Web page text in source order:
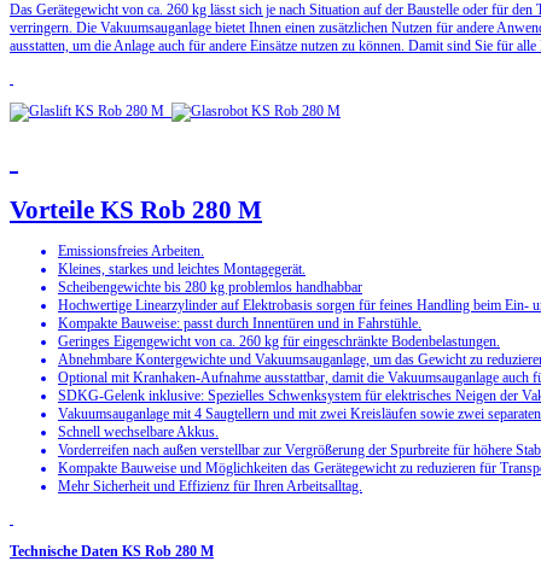
Das Gerätegewicht von ca. 260 kg lässt sich je nach Situation auf der Baustelle oder für
verringern. Die Vakuumsauganlage bietet Ihnen einen zusätzlichen Nutzen für andere
ausstatten, um die Anlage auch für andere Einsätze nutzen zu können. Damit sind Sie für alle
Vorteile KS Rob 280 M
Emissionsfreies Arbeiten.
Kleines, starkes und leichtes Montagegerät.
Scheibengewichte bis 280 kg problemlos handhabbar
Hochwertige Linearzylinder auf Elektrobasis sorgen für feines Handling beim Ein-
Kompakte Bauweise: passt durch Innentüren und in Fahrstühle.
Geringes Eigengewicht von ca. 260 kg für eingeschränkte Bodenbelastungen.
Abnehmbare Kontergewichte und Vakuumsauganlage, um das Gewicht zu
Optional mit Kranhaken-Aufnahme ausstattbar, damit die Vakuumsauganlage auch
SDKG-Gelenk inklusive: Spezielles Schwenksystem für elektrisches Neigen der
Vakuumsauganlage mit 4 Saugtellern und mit zwei Kreisläufen sowie zwei
Schnell wechselbare Akkus.
Vorderreifen nach außen verstellbar zur Vergrößerung der Spurbreite für höhere
Kompakte Bauweise und Möglichkeiten das Gerätegewicht zu reduzieren für
Mehr Sicherheit und Effizienz für Ihren Arbeitsalltag.
Technische Daten KS Rob 280 M